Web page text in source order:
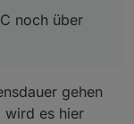
und
die der
noch über
gehen
wird es hier